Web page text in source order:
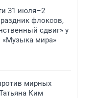
31 июля–2
флоксов,
сдвиг» у
мира»
мирных
Ким